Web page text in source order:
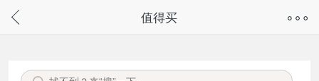
请通过微信或支付宝搜“奇兔客小程序”访问
值得买